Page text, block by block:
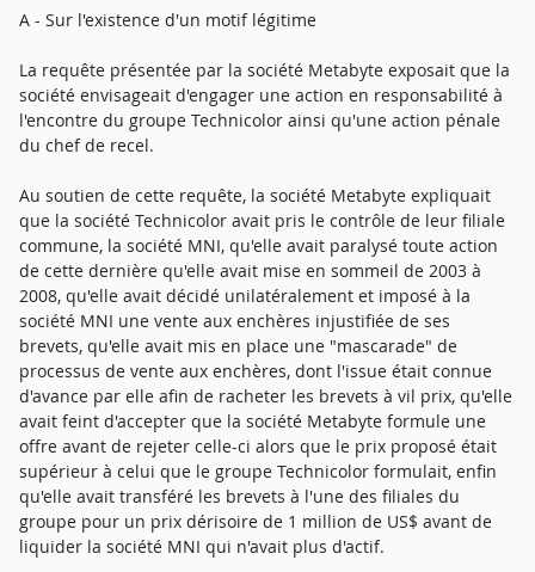
A - Sur l'existence d'un motif légitime
La requête présentée par la société Metabyte exposait que la
société envisageait d'engager une action en responsabilité à
l'encontre du groupe Technicolor ainsi qu'une action pénale
du chef de recel.
Au soutien de cette requête, la société Metabyte expliquait
que la société Technicolor avait pris le contrôle de leur filiale
commune, la société MNI, qu'elle avait paralysé toute action
de cette dernière qu'elle avait mise en sommeil de 2003 à
2008, qu'elle avait décidé unilatéralement et imposé à la
société MNI une vente aux enchères injustifiée de ses
brevets, qu'elle avait mis en place une "mascarade" de
processus de vente aux enchères, dont l'issue était connue
d'avance par elle afin de racheter les brevets à vil prix, qu'elle
avait feint d'accepter que la société Metabyte formule une
offre avant de rejeter celle-ci alors que le prix proposé était
supérieur à celui que le groupe Technicolor formulait, enfin
qu'elle avait transféré les brevets à l'une des filiales du
groupe pour un prix dérisoire de 1 million de US$ avant de
liquider la société MNI qui n'avait plus d'actif.